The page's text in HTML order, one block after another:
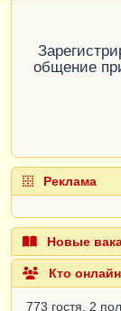
общение
Реклама
Новые
Кто онлайн
773 гостя, 2